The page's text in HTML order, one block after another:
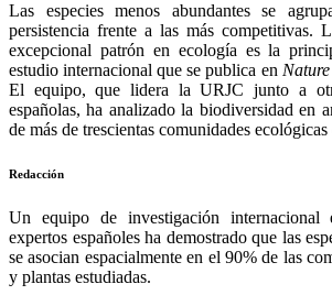
Las especies menos abundantes se
persistencia frente a las más competitivas.
excepcional patrón en ecología es la
estudio internacional que se publica en
El equipo, que lidera la URJC junto a
españolas, ha analizado la biodiversidad en
de más de trescientas comunidades
Redacción
Un equipo de investigación
expertos españoles ha demostrado que las
se asocian espacialmente en el 90% de las
y plantas estudiadas.